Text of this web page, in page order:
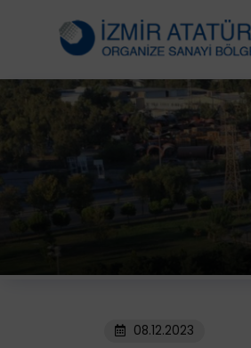
08.12.2023